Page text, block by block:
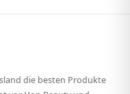
die besten Produkte